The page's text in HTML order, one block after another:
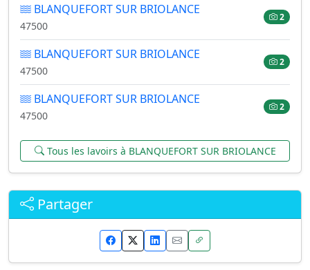
BLANQUEFORT SUR BRIOLANCE
47500
2
BLANQUEFORT SUR BRIOLANCE
47500
2
BLANQUEFORT SUR BRIOLANCE
47500
2
Tous les lavoirs à BLANQUEFORT SUR BRIOLANCE
Partager